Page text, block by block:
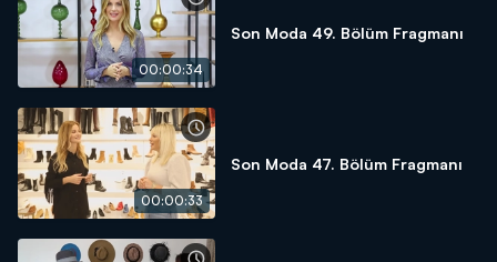
00:00:34
Son Moda 49. Bölüm Fragmanı
00:00:33
Son Moda 47. Bölüm Fragmanı